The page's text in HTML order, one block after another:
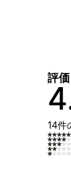
評
14件